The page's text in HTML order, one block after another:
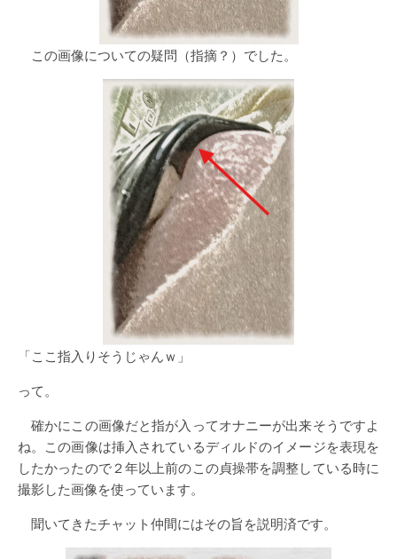
この画像についての疑問（指摘？）でした。
「ここ指入りそうじゃんｗ」
って。
確かにこの画像だと指が入ってオナニーが出来そうですよ
ね。この画像は挿入されているディルドのイメージを表現を
したかったので２年以上前のこの貞操帯を調整している時に
撮影した画像を使っています。
聞いてきたチャット仲間にはその旨を説明済です。